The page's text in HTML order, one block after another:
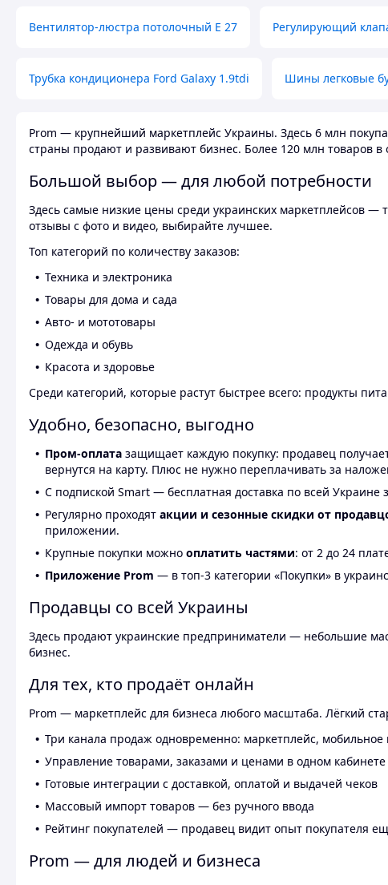
Вентилятор-люстра потолочный E 27 Регулирующий
Трубка кондиционера Ford Galaxy 1.9tdi Шины легковые
Prom — крупнейший маркетплейс Украины. Здесь 6 млн
страны продают и развивают бизнес. Более 120 млн товаров в
Большой выбор — для любой потребности
Здесь самые низкие цены среди украинских маркетплейсов —
отзывы с фото и видео, выбирайте лучшее.
Топ категорий по количеству заказов:
Техника и электроника
Товары для дома и сада
Авто- и мототовары
Одежда и обувь
Красота и здоровье
Среди категорий, которые растут быстрее всего: продукты
Удобно, безопасно, выгодно
Пром-оплата защищает каждую покупку: продавец
вернутся на карту. Плюс не нужно переплачивать за
С подпиской Smart — бесплатная доставка по всей Украине
Регулярно проходят акции и сезонные скидки от
приложении.
Крупные покупки можно оплатить частями: от 2 до 24
Приложение Prom — в топ-3 категории «Покупки» в
Продавцы со всей Украины
Здесь продают украинские предприниматели — небольшие
бизнес.
Для тех, кто продаёт онлайн
Prom — маркетплейс для бизнеса любого масштаба. Лёгкий
Три канала продаж одновременно: маркетплейс,
Управление товарами, заказами и ценами в одном кабинете
Готовые интеграции с доставкой, оплатой и выдачей чеков
Массовый импорт товаров — без ручного ввода
Рейтинг покупателей — продавец видит опыт покупателя
Prom — для людей и бизнеса